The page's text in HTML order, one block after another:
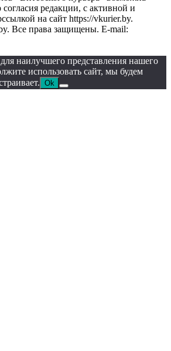
редакции, с активной и
на сайт https://vkurier.by.
Все права защищены. E-mail:
наилучшего представления нашего
использовать сайт, мы будем
Ok